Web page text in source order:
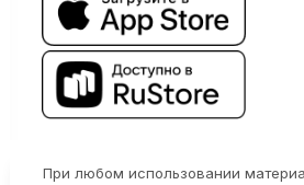
При любом использовании